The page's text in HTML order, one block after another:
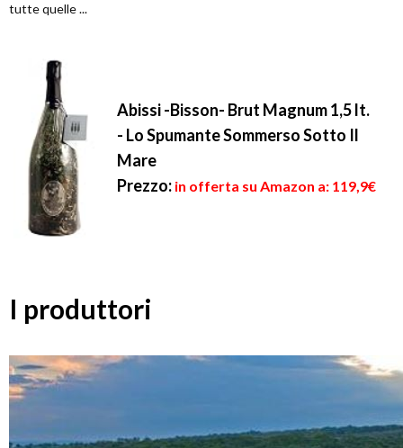
tutte quelle ...
Abissi -Bisson- Brut Magnum 1,5 lt.
- Lo Spumante Sommerso Sotto Il
Mare
Prezzo: in offerta su Amazon a: 119,9€
I produttori